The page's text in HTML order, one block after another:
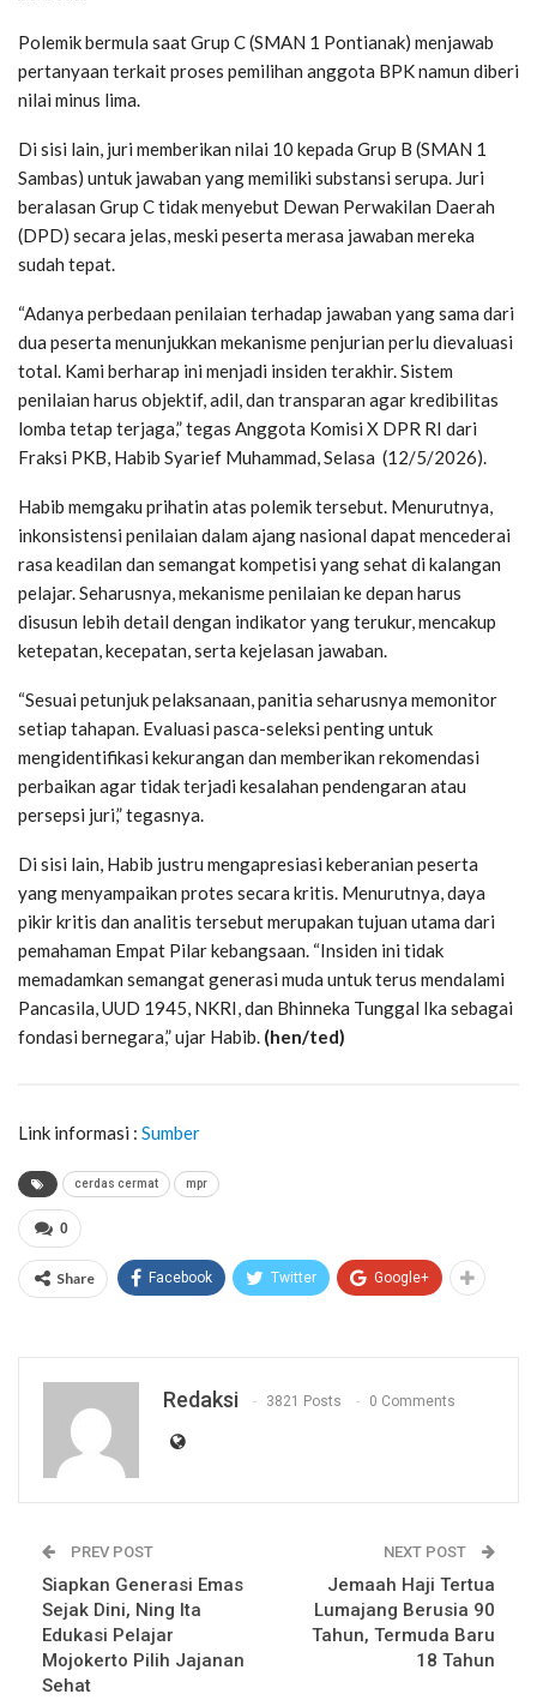
Polemik bermula saat Grup C (SMAN 1 Pontianak) menjawab
pertanyaan terkait proses pemilihan anggota BPK namun diberi
nilai minus lima.
Di sisi lain, juri memberikan nilai 10 kepada Grup B (SMAN 1
Sambas) untuk jawaban yang memiliki substansi serupa. Juri
beralasan Grup C tidak menyebut Dewan Perwakilan Daerah
(DPD) secara jelas, meski peserta merasa jawaban mereka
sudah tepat.
“Adanya perbedaan penilaian terhadap jawaban yang sama dari
dua peserta menunjukkan mekanisme penjurian perlu dievaluasi
total. Kami berharap ini menjadi insiden terakhir. Sistem
penilaian harus objektif, adil, dan transparan agar kredibilitas
lomba tetap terjaga,” tegas Anggota Komisi X DPR RI dari
Fraksi PKB, Habib Syarief Muhammad, Selasa (12/5/2026).
Habib memgaku prihatin atas polemik tersebut. Menurutnya,
inkonsistensi penilaian dalam ajang nasional dapat mencederai
rasa keadilan dan semangat kompetisi yang sehat di kalangan
pelajar. Seharusnya, mekanisme penilaian ke depan harus
disusun lebih detail dengan indikator yang terukur, mencakup
ketepatan, kecepatan, serta kejelasan jawaban.
“Sesuai petunjuk pelaksanaan, panitia seharusnya memonitor
setiap tahapan. Evaluasi pasca-seleksi penting untuk
mengidentifikasi kekurangan dan memberikan rekomendasi
perbaikan agar tidak terjadi kesalahan pendengaran atau
persepsi juri,” tegasnya.
Di sisi lain, Habib justru mengapresiasi keberanian peserta
yang menyampaikan protes secara kritis. Menurutnya, daya
pikir kritis dan analitis tersebut merupakan tujuan utama dari
pemahaman Empat Pilar kebangsaan. “Insiden ini tidak
memadamkan semangat generasi muda untuk terus mendalami
Pancasila, UUD 1945, NKRI, dan Bhinneka Tunggal Ika sebagai
fondasi bernegara,” ujar Habib. (hen/ted)
Link informasi : Sumber
cerdas cermat mpr
0
Share Facebook Twitter Google+
Redaksi 3821 Posts 0 Comments
PREV POST
Siapkan Generasi Emas
Sejak Dini, Ning Ita
Edukasi Pelajar
Mojokerto Pilih Jajanan
Sehat
NEXT POST
Jemaah Haji Tertua
Lumajang Berusia 90
Tahun, Termuda Baru
18 Tahun